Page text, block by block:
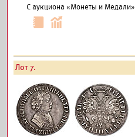
С аукциона «Монеты и
Лот 7.